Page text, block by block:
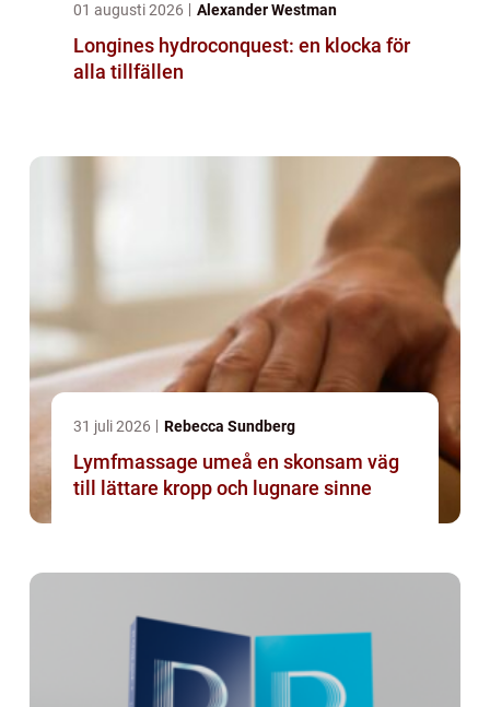
01 augusti 2026 Alexander Westman
Longines hydroconquest: en klocka för
alla tillfällen
31 juli 2026 Rebecca Sundberg
Lymfmassage umeå en skonsam väg
till lättare kropp och lugnare sinne